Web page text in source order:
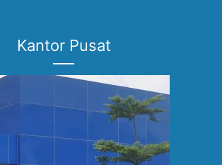
Kantor Pusat